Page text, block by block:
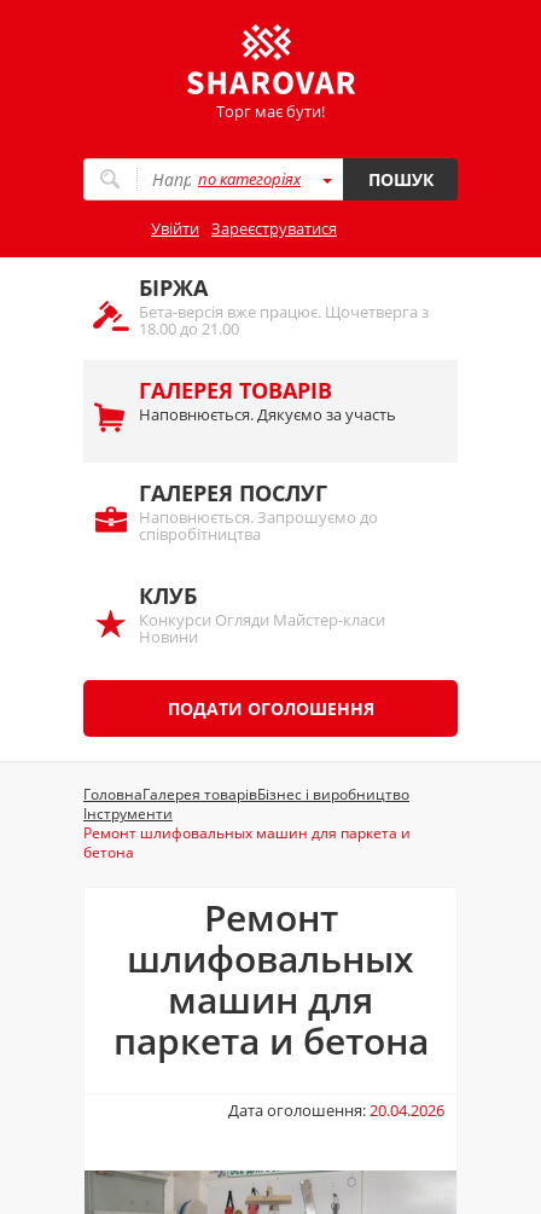
Торг має бути!
по категоріях ПОШУК
Увійти Зареєструватися
БІРЖА
Бета-версія вже працює. Щочетверга з
18.00 до 21.00
ГАЛЕРЕЯ ТОВАРІВ
Наповнюється. Дякуємо за участь
ГАЛЕРЕЯ ПОСЛУГ
Наповнюється. Запрошуємо до
співробітництва
КЛУБ
Конкурси Огляди Майстер-класи
Новини
ПОДАТИ ОГОЛОШЕННЯ
ГоловнаГалерея товарівБізнес і виробництво
Інструменти
Ремонт шлифовальных машин для паркета и
бетона
Ремонт
шлифовальных
машин для
паркета и бетона
Дата оголошення:20.04.2026